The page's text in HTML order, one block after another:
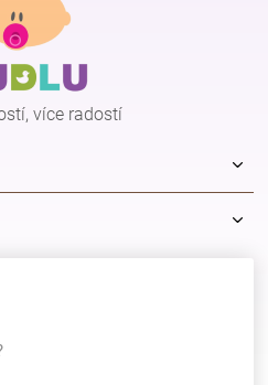
d
a
c
í
p
r více radostí